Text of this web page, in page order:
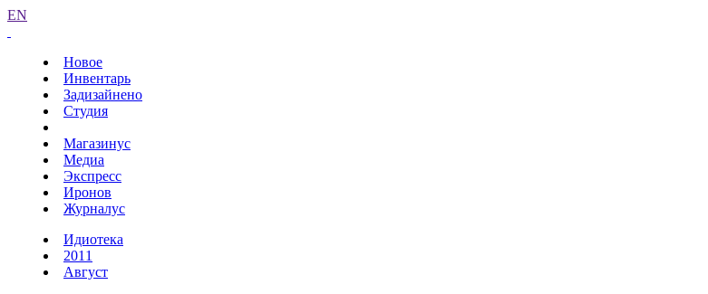
EN
Новое
Инвентарь
Задизайнено
Студия
Магазинус
Медиа
Экспресс
Иронов
Журналус
Идиотека
2011
Август